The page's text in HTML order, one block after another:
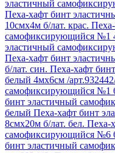
эластичный
Пеха-хафт бинт
10смх4м б/лат. крас.
самофиксирующийся №1
эластичный
Пеха-хафт бинт
б/лат. син. Пеха-хафт
белый 4мх6см /
самофиксирующийся №1
бинт эластичный
белый Пеха-хафт бинт
8смх20м б/лат. бел. Пеха-
самофиксирующийся №6
бинт эластичный